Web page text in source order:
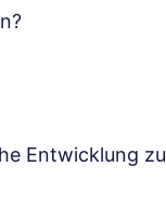
Entwicklung